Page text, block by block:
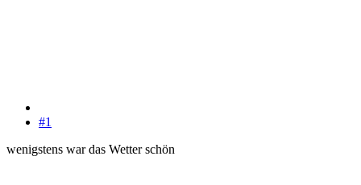
#1
wenigstens war das Wetter schön